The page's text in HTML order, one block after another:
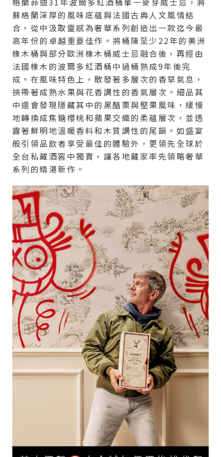
蘇格蘭深厚的風味底蘊與法國古典人文風情結
合，從中汲取靈感為奢華系列創造出一款迄今最
高年份的卓越重要佳作。將桶陳至少22年的美洲
橡木桶與部分歐洲橡木桶威士忌融合後，再經由
法國橡木的波爾多紅酒桶中過桶熟成9年後完
成。在風味特色上，散發著多層次的香草氣息，
挾帶著成熟水果與花香調性的香氣層次。細品其
中還會發現隱藏其中的黑醋栗與堅果風味，緩慢
地轉換成焦糖櫻桃和蘋果交織的柔蘊層次，並透
露著鮮明地溫暖香料和木質調性的尾韻。如盛宴
般引領品飲者享受最佳的體驗外，更領先全球於
全台私藏酒窖中獨賣，讓各地藏家率先領略奢華
系列的精湛新作。